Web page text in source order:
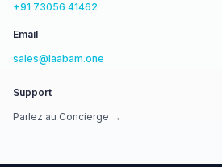
+91 73056 41462
Email
sales@laabam.one
Support
Parlez au Concierge →